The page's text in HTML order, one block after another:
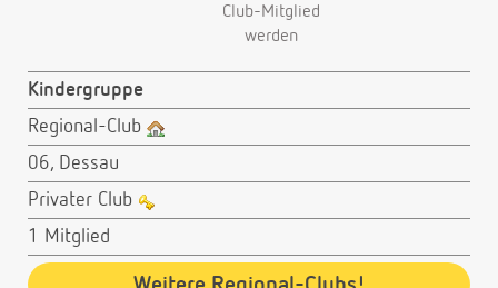
Club-Mitglied
werden
Kindergruppe
Regional-Club
06, Dessau
Privater Club
1 Mitglied